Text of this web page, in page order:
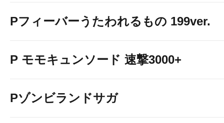
Pフィーバーうたわれるもの 199ver.
P モモキュンソード 速撃3000+
Pゾンビランドサガ